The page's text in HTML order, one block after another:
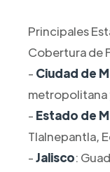
Principales
Cobertura de
- Ciudad de
metropolitana
- Estado de
Tlalnepantla,
-Jalisco: